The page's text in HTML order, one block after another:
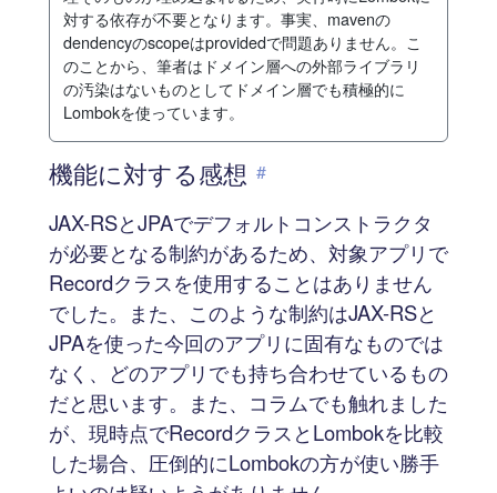
対する依存が不要となります。事実、mavenの
dendencyのscopeはprovidedで問題ありません。こ
のことから、筆者はドメイン層への外部ライブラリ
の汚染はないものとしてドメイン層でも積極的に
Lombokを使っています。
機能に対する感想 #
JAX-RSとJPAでデフォルトコンストラクタ
が必要となる制約があるため、対象アプリで
Recordクラスを使用することはありません
でした。また、このような制約はJAX-RSと
JPAを使った今回のアプリに固有なものでは
なく、どのアプリでも持ち合わせているもの
だと思います。また、コラムでも触れました
が、現時点でRecordクラスとLombokを比較
した場合、圧倒的にLombokの方が使い勝手